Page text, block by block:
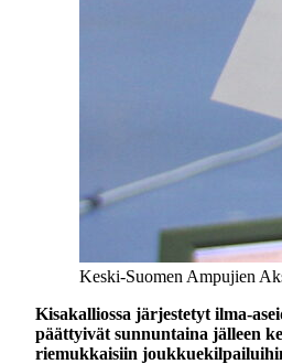
Keski-Suomen Ampujien
Kisakalliossa järjestetyt ilma-
päättyivät sunnuntaina jälleen
riemukkaisiin